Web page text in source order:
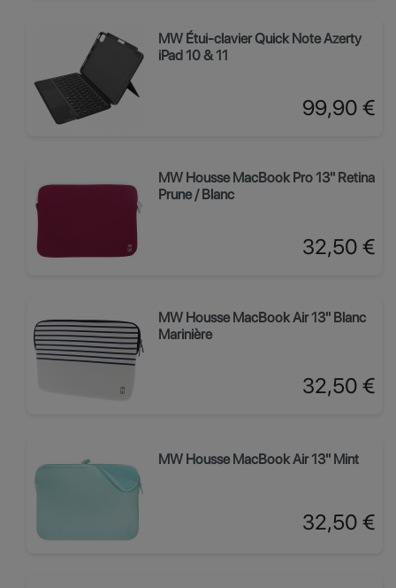
MW Étui-clavier Quick Note Azerty
iPad 10 & 11
Prix
99,90 €
MW Housse MacBook Pro 13" Retina
Prune / Blanc
Prix
32,50 €
MW Housse MacBook Air 13" Blanc
Marinière
Prix
32,50 €
MW Housse MacBook Air 13" Mint
Prix
32,50 €